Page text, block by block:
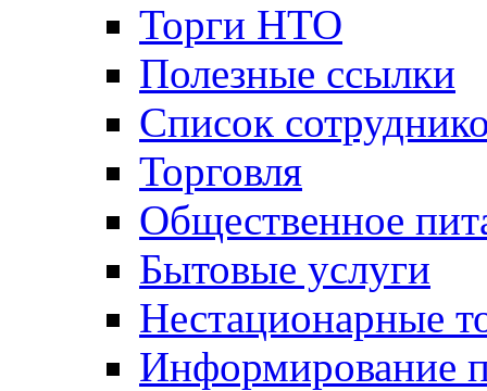
Торги НТО
Полезные ссылки
Список
Торговля
Общественное
Бытовые услуги
Нестационарные
Информирование